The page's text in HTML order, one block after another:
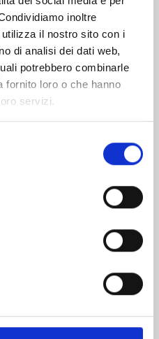
inoltre
il nostro sito con i
di analisi dei dati web,
potrebbero combinarle
fornito loro o che hanno
servizi.
NEW EDITION n. 19